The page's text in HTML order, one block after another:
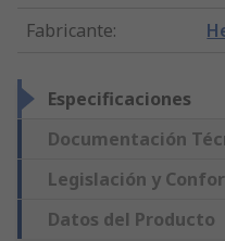
Fabricante:
Especificaciones
Documentación
Legislación y
Datos del Producto